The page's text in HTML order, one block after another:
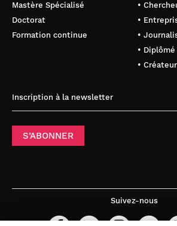
Mastère Spécialisé
Doctorat
Formation continue
•
•
•
• Diplômé
•
Inscription à la newsletter
S’ABONNER
Suivez-nous